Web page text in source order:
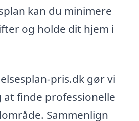
kan du minimere
og holde dit hjem i
pris.dk gør vi
finde professionelle
Sammenlign